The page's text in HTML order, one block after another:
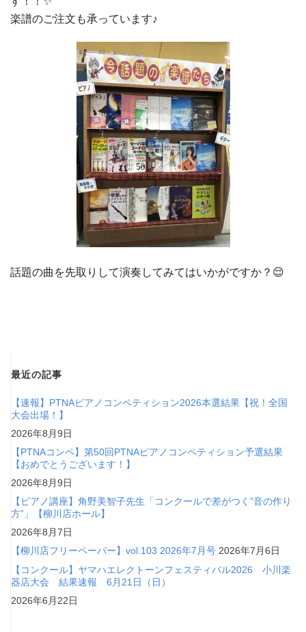
楽譜のご注文も承っています♪
話題の曲を先取りして演奏してみてはいかがですか？😌
最近の記事
【速報】PTNAピアノコンペティション2026本選結果【祝！全国
大会出場！】
2026年8月9日
【PTNAコンペ】第50回PTNAピアノコンペティション予選結果
【おめでとうございます！】
2026年8月9日
【ピアノ講座】角野美智子先生「コンクールで差がつく”音の作り
方”」【柳川店ホール】
2026年8月7日
【柳川店フリーペーパー】vol.103 2026年7月号 2026年7月6日
【コンクール】ヤマハエレクトーンフェスティバル2026 小川楽
器店大会 結果速報 6月21日（日）
2026年6月22日